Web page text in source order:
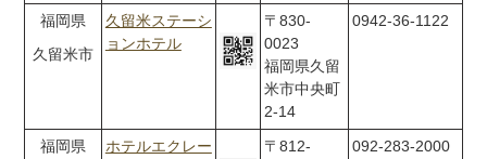
福岡県
久留米市
久留米ステーシ
ョンホテル
〒830-
0023
福岡県久留
米市中央町
2-14
0942-36-1122
福岡県
ホテルエクレー
〒812-
092-283-2000